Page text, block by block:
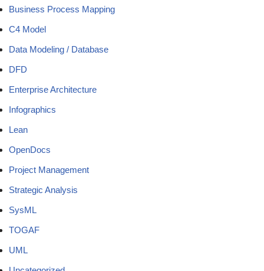
Business Process Mapping
C4 Model
Data Modeling / Database
DFD
Enterprise Architecture
Infographics
Lean
OpenDocs
Project Management
Strategic Analysis
SysML
TOGAF
UML